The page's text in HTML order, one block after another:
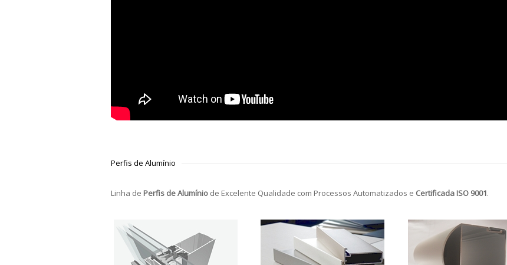
Perfis de Alumínio
Linha de Perfis de Alumínio de Excelente Qualidade com Processos Automatizados e Certificada ISO 9001.